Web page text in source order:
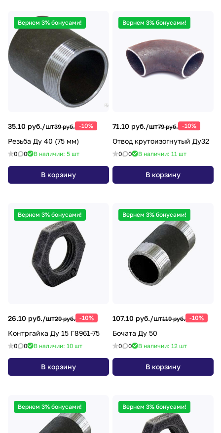
Вернем 3% бонусами!
35.10 руб./шт39 руб. -10%
Резьба Ду 40 (75 мм)
0 0 В наличии: 5 шт
В корзину
Вернем 3% бонусами!
71.10 руб./шт79 руб. -10%
Отвод крутоизогнутый Ду32
0 0 В наличии: 11 шт
В корзину
Вернем 3% бонусами!
26.10 руб./шт29 руб. -10%
Контргайка Ду 15 Г8961-75
0 0 В наличии: 10 шт
В корзину
Вернем 3% бонусами!
107.10 руб./шт119 руб. -10%
Бочата Ду 50
0 0 В наличии: 12 шт
В корзину
Вернем 3% бонусами! Вернем 3% бонусами!